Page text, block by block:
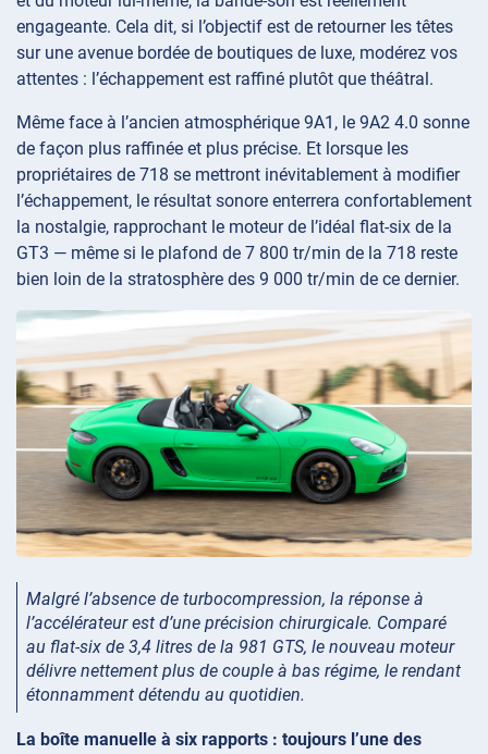
engageante. Cela dit, si l’objectif est de retourner les têtes
sur une avenue bordée de boutiques de luxe, modérez vos
attentes : l’échappement est raffiné plutôt que théâtral.
Même face à l’ancien atmosphérique 9A1, le 9A2 4.0 sonne
de façon plus raffinée et plus précise. Et lorsque les
propriétaires de 718 se mettront inévitablement à modifier
l’échappement, le résultat sonore enterrera confortablement
la nostalgie, rapprochant le moteur de l’idéal flat-six de la
GT3 — même si le plafond de 7 800 tr/min de la 718 reste
bien loin de la stratosphère des 9 000 tr/min de ce dernier.
Malgré l’absence de turbocompression, la réponse à
l’accélérateur est d’une précision chirurgicale. Comparé
au flat-six de 3,4 litres de la 981 GTS, le nouveau moteur
délivre nettement plus de couple à bas régime, le rendant
étonnamment détendu au quotidien.
La boîte manuelle à six rapports : toujours l’une des